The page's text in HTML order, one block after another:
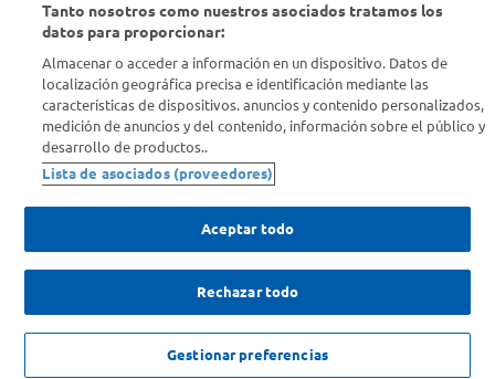
que nadie.
Provincia
ENVIAR
SOLICITUD DE ARREPENTIMIENTO
Copyright 2026 ©Carrefour. Todos los derechos reservados |
Condiciones del Servicio| Defensa de las y los Consumidores para
Tanto nosotros como nuestros asociados tratamos los
datos para proporcionar:
Almacenar o acceder a información en un dispositivo. Datos de
localización geográfica precisa e identificación mediante las
características de dispositivos. anuncios y contenido personalizados,
medición de anuncios y del contenido, información sobre el público y
desarrollo de productos..
Lista de asociados (proveedores)
Aceptar todo
Rechazar todo
Gestionar preferencias